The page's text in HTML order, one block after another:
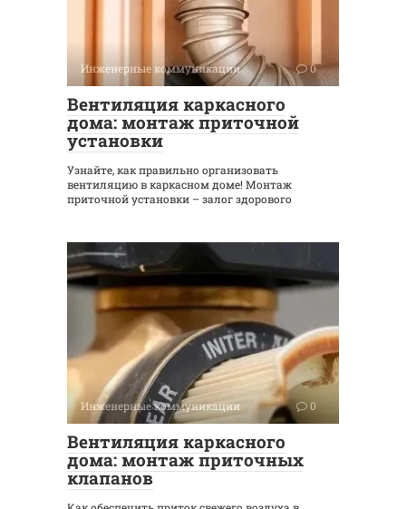
Инженерные коммуникации 0
Вентиляция каркасного
дома: монтаж приточной
установки
Узнайте, как правильно организовать
вентиляцию в каркасном доме! Монтаж
приточной установки – залог здорового
Инженерные коммуникации 0
Вентиляция каркасного
дома: монтаж приточных
клапанов